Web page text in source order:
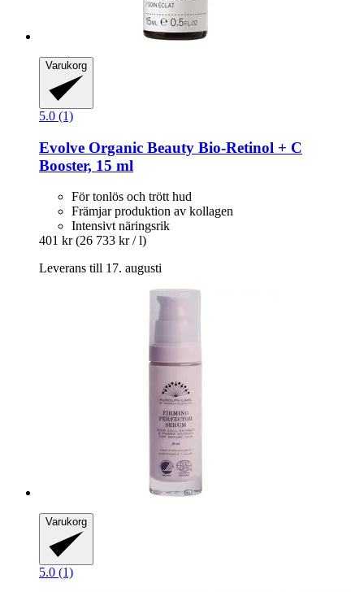
Varukorg
5.0 (1)
Evolve Organic Beauty Bio-​Retinol + C
Booster, 15 ml
För tonlös och trött hud
Främjar produktion av kollagen
Intensivt näringsrik
401 kr (26 733 kr / l)
Leverans till 17. augusti
Varukorg
5.0 (1)